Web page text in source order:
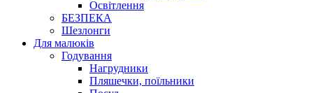
Освітлення
БЕЗПЕКА
Шезлонги
Для малюків
Годування
Нагрудники
Пляшечки, поїльники